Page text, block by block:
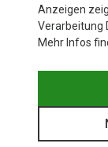
Anzeigen
Verarbeitung
Mehr Infos